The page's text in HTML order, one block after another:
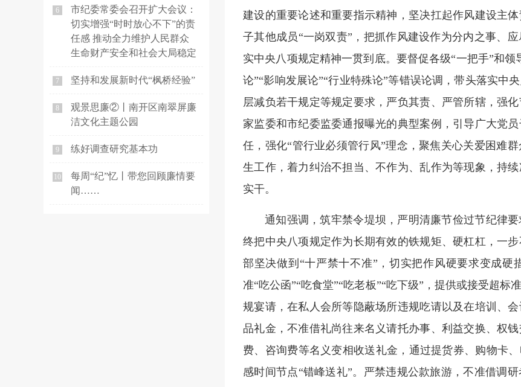
6
市纪委常委会召开扩大会议：
切实增强“时时放心不下”的责
任感 推动全力维护人民群众
生命财产安全和社会大局稳定
7 坚持和发展新时代“枫桥经验”
8
观景思廉②丨南开区南翠屏廉
洁文化主题公园
9 练好调查研究基本功
10
每周“纪”忆丨带您回顾廉情要
闻……
建设的重要论述和重要指示精神，坚决扛起作风建设主
子其他成员“一岗双责”，把抓作风建设作为分内之事、
实中央八项规定精神一贯到底。要督促各级“一把手”和
论”“影响发展论”“行业特殊论”等错误论调，带头落实中
层减负若干规定等规定要求，严负其责、严管所辖，强
家监委和市纪委监委通报曝光的典型案例，引导广大党
任，强化“管行业必须管行风”理念，聚焦关心关爱困难
生工作，着力纠治不担当、不作为、乱作为等现象，持
实干。
通知强调，筑牢禁令堤坝，严明清廉节俭过节纪律
终把中央八项规定作为长期有效的铁规矩、硬杠杠，一
部坚决做到“十严禁十不准”，切实把作风硬要求变成
准“吃公函”“吃食堂”“吃老板”“吃下级”，提供或接受超
规宴请，在私人会所等隐蔽场所违规吃请以及在培训、
品礼金，不准借礼尚往来名义请托办事、利益交换、权
费、咨询费等名义变相收送礼金，通过提货券、购物卡
感时间节点“错峰送礼”。严禁违规公款旅游，不准借调